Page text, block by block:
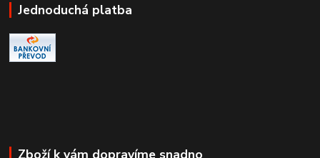
Jednoduchá platba
Zboží k vám dopravíme snadno